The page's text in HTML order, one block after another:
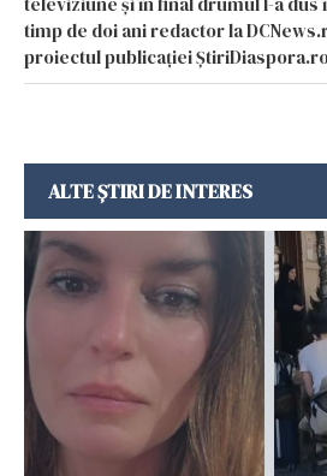
timp de doi ani redactor la
proiectul publicației
ALTE ȘTIRI DE INTERES